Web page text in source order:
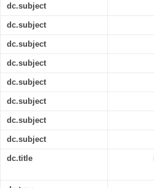
dc.subject
dc.subject
dc.subject
dc.subject
dc.subject
dc.subject
dc.subject
dc.subject
dc.title